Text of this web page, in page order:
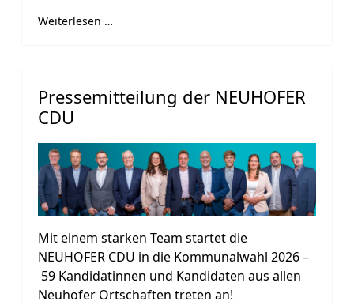
Weiterlesen …
Pressemitteilung der NEUHOFER
CDU
Mit einem starken Team startet die
NEUHOFER CDU in die Kommunalwahl 2026 –
59 Kandidatinnen und Kandidaten aus allen
Neuhofer Ortschaften treten an!